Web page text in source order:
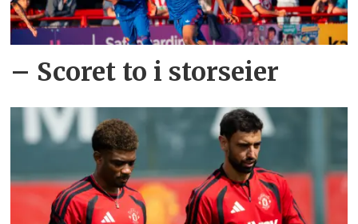
– Scoret to i storseier